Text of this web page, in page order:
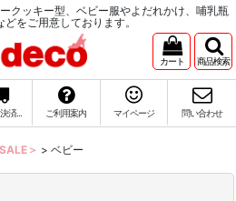
クッキー型、ベビー服やよだれかけ、哺乳瓶
をご用意しております。
カート 商品検索
済... ご利用案内 マイページ 問い合わせ
＞ > ベビー